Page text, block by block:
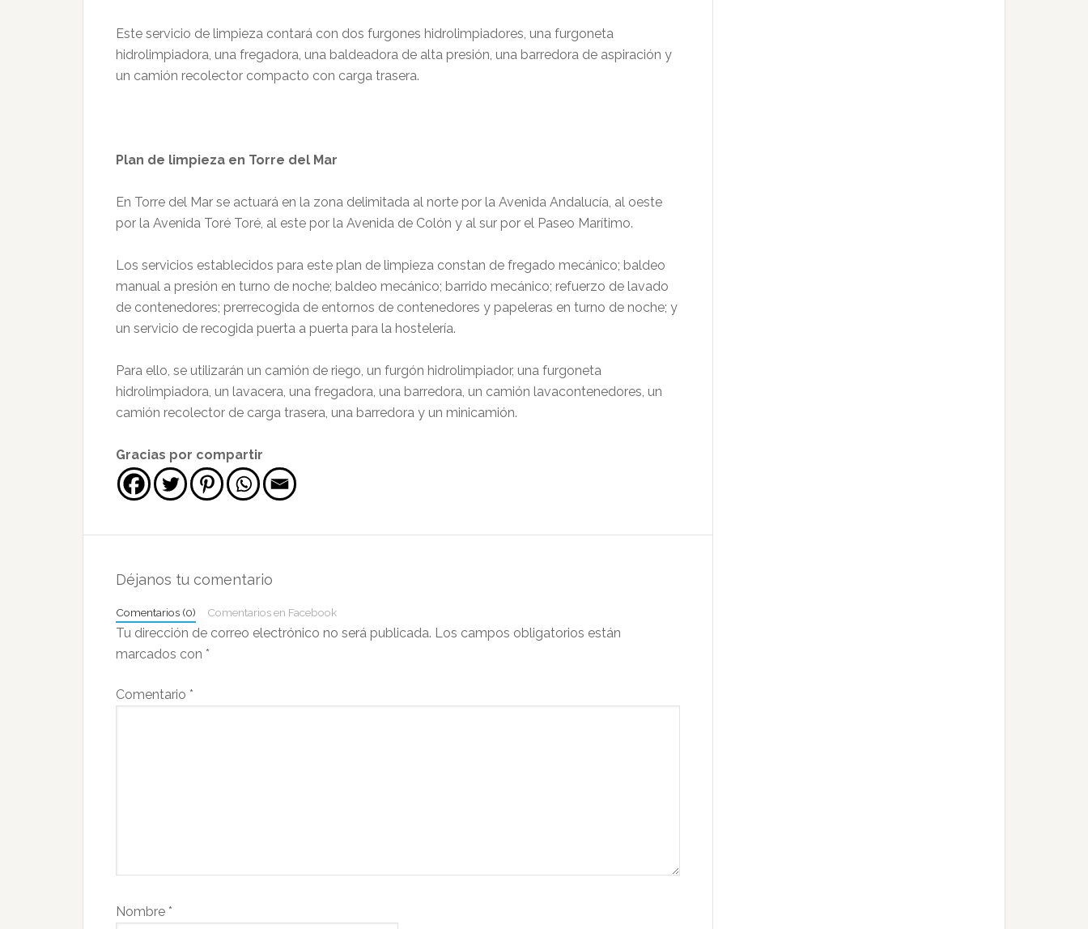
Este servicio de limpieza contará con dos furgones hidrolimpiadores, una furgoneta
hidrolimpiadora, una fregadora, una baldeadora de alta presión, una barredora de aspiración y
un camión recolector compacto con carga trasera.
Plan de limpieza en Torre del Mar
En Torre del Mar se actuará en la zona delimitada al norte por la Avenida Andalucía, al oeste
por la Avenida Toré Toré, al este por la Avenida de Colón y al sur por el Paseo Marítimo.
Los servicios establecidos para este plan de limpieza constan de fregado mecánico; baldeo
manual a presión en turno de noche; baldeo mecánico; barrido mecánico; refuerzo de lavado
de contenedores; prerrecogida de entornos de contenedores y papeleras en turno de noche; y
un servicio de recogida puerta a puerta para la hostelería.
Para ello, se utilizarán un camión de riego, un furgón hidrolimpiador, una furgoneta
hidrolimpiadora, un lavacera, una fregadora, una barredora, un camión lavacontenedores, un
camión recolector de carga trasera, una barredora y un minicamión.
Gracias por compartir
con
lectores
Déjanos tu comentario
Comentarios (0) Comentarios en Facebook
Tu dirección de correo electrónico no será publicada. Los campos obligatorios están
marcados con *
Comentario *
Nombre *